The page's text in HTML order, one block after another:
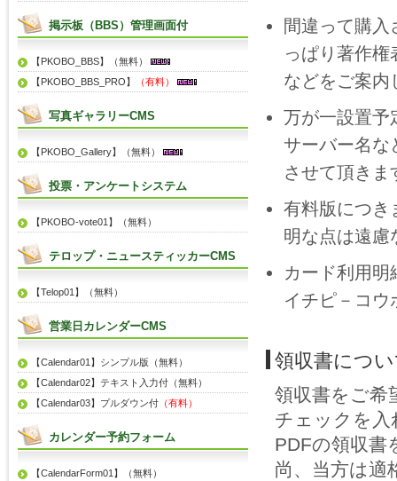
間違って購
っぱり著作
などをご案内
万が一設置予
サーバー名な
させて頂きま
有料版につき
明な点は遠慮
カード利用
イチピ－コウ
領収書につ
領収書をご希
チェックを入
PDFの領収書
尚、当方は適
掲示板（BBS）管理画面付
【PKOBO_BBS】（無料）
【PKOBO_BBS_PRO】
（有料）
写真ギャラリーCMS
【PKOBO_Gallery】（無料）
投票・アンケートシステム
【PKOBO-vote01】（無料）
テロップ・ニュースティッカーCMS
【Telop01】（無料）
営業日カレンダーCMS
【Calendar01】シンプル版（無料）
【Calendar02】テキスト入力付（無料）
【Calendar03】プルダウン付 （有料）
カレンダー予約フォーム
【CalendarForm01】（無料）